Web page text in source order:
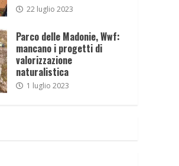
22 luglio 2023
Parco delle Madonie, Wwf:
mancano i progetti di
valorizzazione
naturalistica
1 luglio 2023